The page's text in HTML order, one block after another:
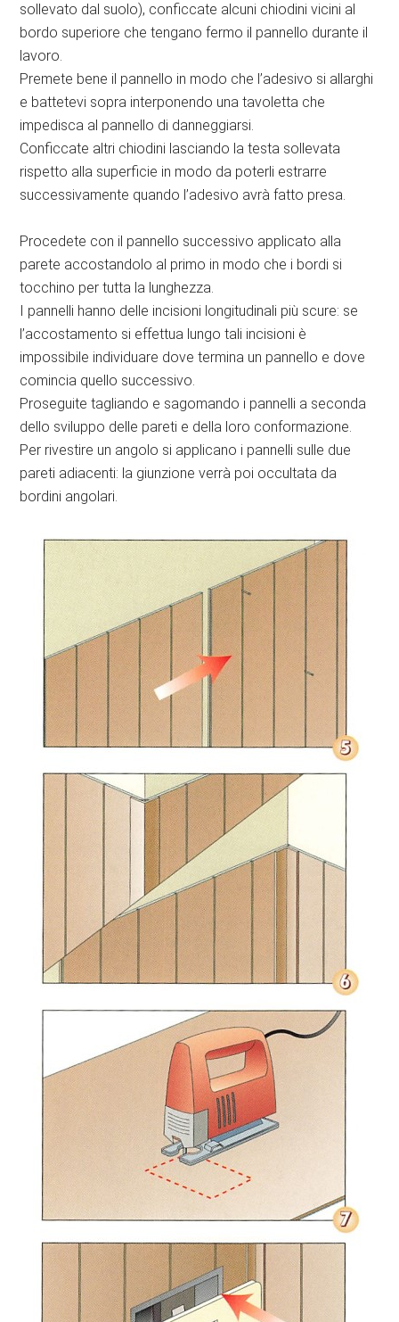
sollevato dal suolo), conficcate alcuni chiodini vicini al
bordo superiore che tengano fermo il pannello durante il
lavoro.
Premete bene il pannello in modo che l’adesivo si allarghi
e battetevi sopra interponendo una tavoletta che
impedisca al pannello di danneggiarsi.
Conficcate altri chiodini lasciando la testa sollevata
rispetto alla superficie in modo da poterli estrarre
successivamente quando l’adesivo avrà fatto presa.
Procedete con il pannello successivo applicato alla
parete accostandolo al primo in modo che i bordi si
tocchino per tutta la lunghezza.
I pannelli hanno delle incisioni longitudinali più scure: se
l’accostamento si effettua lungo tali incisioni è
impossibile individuare dove termina un pannello e dove
comincia quello successivo.
Proseguite tagliando e sagomando i pannelli a seconda
dello sviluppo delle pareti e della loro conformazione.
Per rivestire un angolo si applicano i pannelli sulle due
pareti adiacenti: la giunzione verrà poi occultata da
bordini angolari.